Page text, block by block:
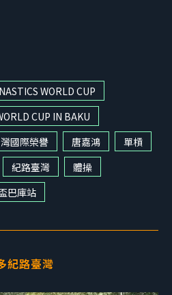
WORLD CUP
CUP IN BAKU
國際榮譽 唐嘉鴻
單槓
紀路臺灣
體操
巴庫站
紀路臺灣